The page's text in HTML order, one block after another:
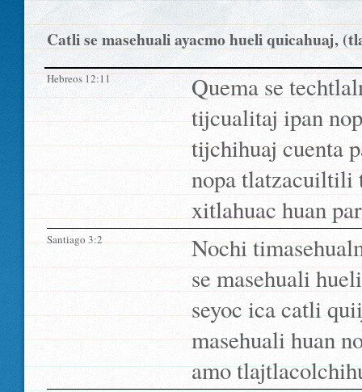
Catli se masehuali ayacmo hueli quicahuaj,
Hebreos 12:11
Quema se
tijcualitaj ipan
tijchihuaj cuenta
nopa tlatzacuiltili
xitlahuac huan
Santiago 3:2
Nochi
se masehuali
seyoc ica catli
masehuali huan
amo